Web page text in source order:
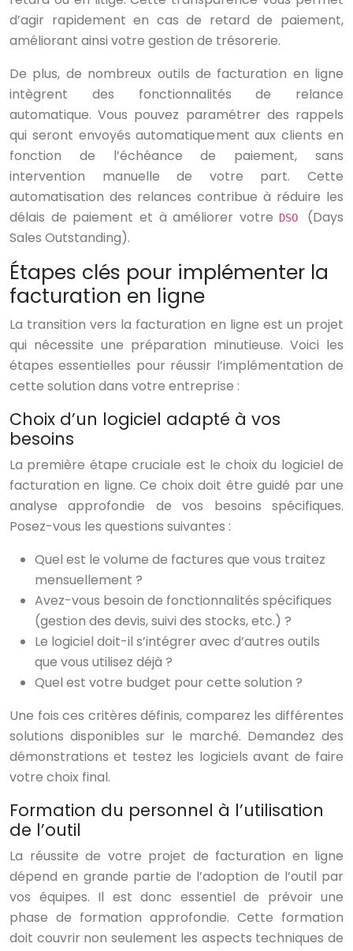
d’agir rapidement en cas de retard de paiement,
améliorant ainsi votre gestion de trésorerie.
De plus, de nombreux outils de facturation en ligne
intègrent des fonctionnalités de relance
automatique. Vous pouvez paramétrer des rappels
qui seront envoyés automatiquement aux clients en
fonction de l’échéance de paiement, sans
intervention manuelle de votre part. Cette
automatisation des relances contribue à réduire les
délais de paiement et à améliorer votre DSO (Days
Sales Outstanding).
Étapes clés pour implémenter la
facturation en ligne
La transition vers la facturation en ligne est un projet
qui nécessite une préparation minutieuse. Voici les
étapes essentielles pour réussir l’implémentation de
cette solution dans votre entreprise :
Choix d’un logiciel adapté à vos
besoins
La première étape cruciale est le choix du logiciel de
facturation en ligne. Ce choix doit être guidé par une
analyse approfondie de vos besoins spécifiques.
Posez-vous les questions suivantes :
Quel est le volume de factures que vous traitez
mensuellement ?
Avez-vous besoin de fonctionnalités spécifiques
(gestion des devis, suivi des stocks, etc.) ?
Le logiciel doit-il s’intégrer avec d’autres outils
que vous utilisez déjà ?
Quel est votre budget pour cette solution ?
Une fois ces critères définis, comparez les différentes
solutions disponibles sur le marché. Demandez des
démonstrations et testez les logiciels avant de faire
votre choix final.
Formation du personnel à l’utilisation
de l’outil
La réussite de votre projet de facturation en ligne
dépend en grande partie de l’adoption de l’outil par
vos équipes. Il est donc essentiel de prévoir une
phase de formation approfondie. Cette formation
doit couvrir non seulement les aspects techniques de